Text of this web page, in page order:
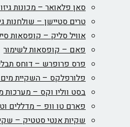
סאן פלאואר – מכונות
טרים סטיישן – שולחנות
אוויל סליק – קופסאות
פאם – קופסאות לשימור
פרס פרופרש – דוחס
פלורפלקס – השקיית
בסט ווליו וקס – מערכות
פארם טו וופ – מדללים
שקיות אנטי סטטיק –